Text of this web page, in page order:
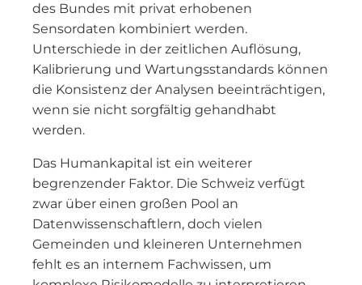
des Bundes mit privat erhobenen
Sensordaten kombiniert werden.
Unterschiede in der zeitlichen Auflösung,
Kalibrierung und Wartungsstandards können
die Konsistenz der Analysen beeinträchtigen,
wenn sie nicht sorgfältig gehandhabt
werden.
Das Humankapital ist ein weiterer
begrenzender Faktor. Die Schweiz verfügt
zwar über einen großen Pool an
Datenwissenschaftlern, doch vielen
Gemeinden und kleineren Unternehmen
fehlt es an internem Fachwissen, um